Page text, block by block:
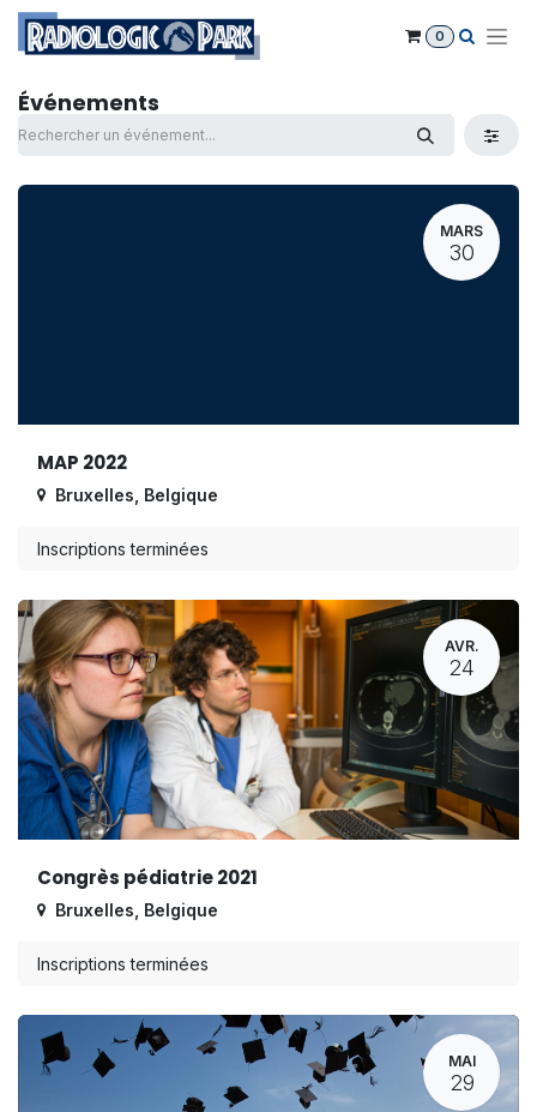
Se rendre au contenu
0
Événements
MARS
30
MAP 2022
Bruxelles Belgique
Inscriptions terminées
AVR.
24
Congrès pédiatrie 2021
Bruxelles Belgique
Inscriptions terminées
MAI
29